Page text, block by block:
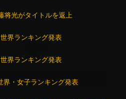
将光がタイトルを返上
界ランキング発表
界ランキング発表
・女子ランキング発表